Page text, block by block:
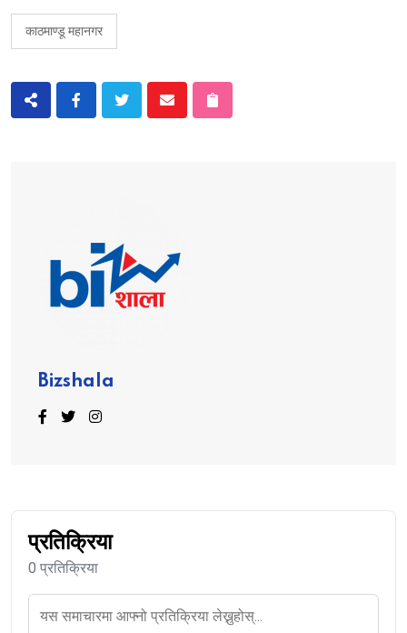
काठमाण्डू महानगर
Bizshala
प्रतिक्रिया
0 प्रतिक्रिया